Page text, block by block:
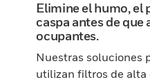
Elimine el humo, el
caspa antes de que
ocupantes.
Nuestras soluciones
utilizan filtros de